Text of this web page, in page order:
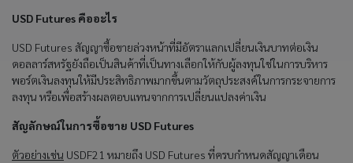
USD Futures คืออะไร
USD Futures สัญญาซื้อขายล่วงหน้าที่มีอัตราแลกเปลี่ยนเงินบาทต่อเงิน
ดอลลาร์สหรัฐยังถือเป็นสินค้าที่เป็นทางเลือกให้กับผู้ลงทุนใช่ในการบริหาร
พอร์ตเงินลงทุนให้มีประสิทธิภาพมากขึ้นตามวัตถุประสงค์ในการกระจายการ
ลงทุน หรือเพื่อสร้างผลตอบแทนจากการเปลี่ยนแปลงค่าเงิน
สัญลักษณ์ในการซื้อขาย USD Futures
ตัวอย่างเช่น USDF21 หมายถึง USD Futures ที่ครบกำหนดสัญญาเดือน